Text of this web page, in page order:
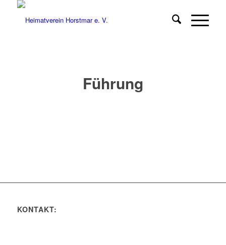
Führung
KONTAKT: